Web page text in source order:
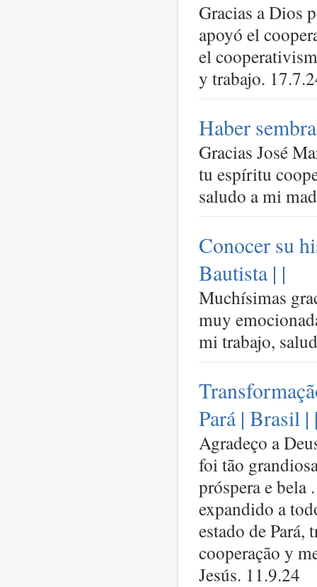
Gracias a Dios
apoyó el
el
y trabajo.
Haber
Gracias José
tu espíritu
saludo a mi
Conocer su
Bautista | |
Muchísimas
muy
mi trabajo,
Pará | Brasil |
Agradeço a
foi tão
próspera e bela
expandido a
estado de
cooperação y
Jesús. 11.9.24